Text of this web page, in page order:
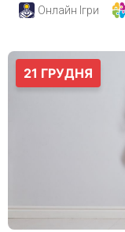
Онлайн Ігри